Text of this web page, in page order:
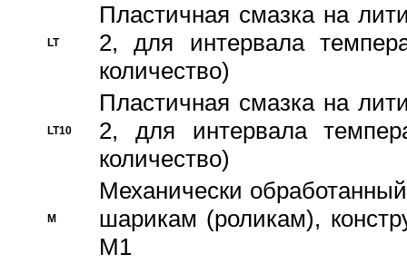
LT
Пластичная смазка на
2, для интервала
количество)
LT10
Пластичная смазка на
2, для интервала
количество)
M
Механически
шарикам (роликам),
M1